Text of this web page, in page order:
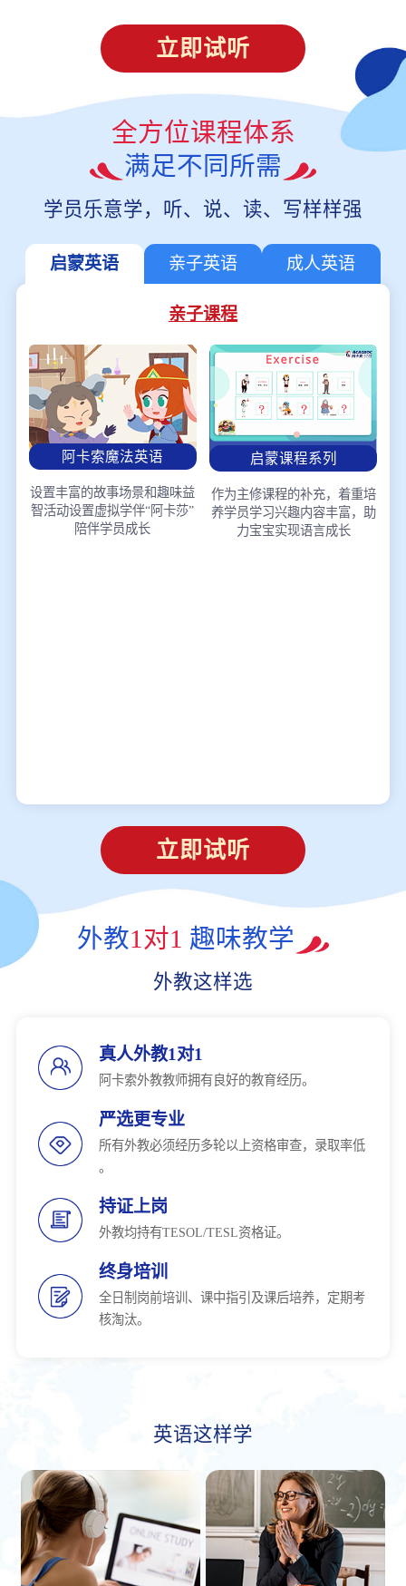
立即试听
全方位课程体系
满足不同所需
学员乐意学，听、说、读、写样样强
启蒙英语 亲子英语 成人英语
亲子课程
阿卡索魔法英语
设置丰富的故事场景和趣味益
智活动设置虚拟学伴“阿卡莎”
陪伴学员成长
启蒙课程系列
作为主修课程的补充，着重培
养学员学习兴趣内容丰富，助
力宝宝实现语言成长
立即试听
外教1对1 趣味教学
外教这样选
真人外教1对1
阿卡索外教教师拥有良好的教育经历。
严选更专业
所有外教必须经历多轮以上资格审查，录取率低
。
持证上岗
外教均持有TESOL/TESL资格证。
终身培训
全日制岗前培训、课中指引及课后培养，定期考
核淘汰。
英语这样学